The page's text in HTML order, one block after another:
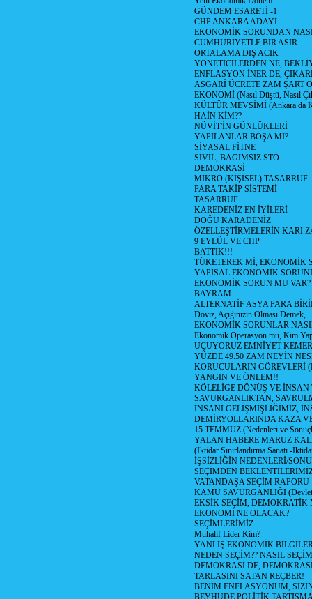
GÜNDEM ESARETİ -1
CHP ANKARA ADAYI
EKONOMİK SORUNDAN
CUMHURİYETLE BİR ASIR
ORTALAMA DIŞ ACIK
YÖNETİCİLERDEN NE,
ENFLASYON İNER DE,
ASGARİ ÜCRETE ZAM ŞART
EKONOMİ (Nasıl Düştü, Nasıl
KÜLTÜR MEVSİMİ (Ankara da
HAİN KİM??
NÜVİT'İN GÜNLÜKLERİ
YAPILANLAR BOŞA MI?
SİYASAL FİTNE
SİVİL, BAGIMSIZ STÖ
DEMOKRASİ
MİKRO (KİŞİSEL) TASARRUF
PARA TAKİP SİSTEMİ
TASARRUF
KAREDENİZ EN İYİLERİ
DOĞU KARADENİZ
ÖZELLEŞTİRMELERİN KARI
9 EYLÜL VE CHP
BATTIK!!!
TÜKETEREK Mİ, EKONOMİK
YAPISAL EKONOMİK
EKONOMİK SORUN MU VAR?
BAYRAM
ALTERNATİF ASYA PARA
Döviz, Açığınızın Olması Demek,
EKONOMİK SORUNLAR
Ekonomik Operasyon mu, Kim
UÇUYORUZ EMNİYET
YÜZDE 49.50 ZAM NEYİN
KORUCULARIN GÖREVLERİ
YANGIN VE ÖNLEM!!
KÖLELİGE DÖNÜŞ VE İNSAN
SAVURGANLIKTAN,
İNSANİ GELİŞMİŞLİĞİMİZ,
DEMİRYOLLARINDA KAZA
15 TEMMUZ (Nedenleri ve
YALAN HABERE MARUZ
(İktidar Sınırlandırma Sanatı -
İŞSİZLİĞİN NEDENLERİ/
SEÇİMDEN
VATANDAŞA SEÇİM RAPORU
KAMU SAVURGANLIĞI (Devlet
EKSİK SEÇİM, DEMOKRATİK
EKONOMİ NE OLACAK?
SEÇİMLERİMİZ
Muhalif Lider Kim?
YANLIŞ EKONOMİK
NEDEN SEÇİM?? NASIL
DEMOKRASİ DE,
TARLASINI SATAN REÇBER!
BENİM ENFLASYONUM,
BEYHUDE POLİTİK